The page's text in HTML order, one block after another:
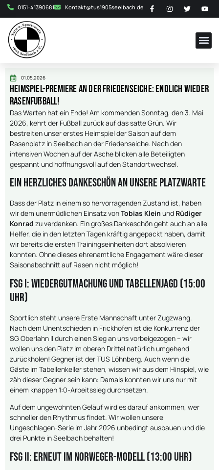
0151-41390681 Kontakt@tus1905seelbach.de
01.05.2026
Heimspiel-Premiere an der Friedenseiche: Endlich wieder
Rasenfußball!
Das Warten hat ein Ende! Am kommenden Sonntag, den 3. Mai
2026, kehrt der Fußball zurück auf das satte Grün. Wir
bestreiten unser erstes Heimspiel der Saison auf dem
Rasenplatz in Seelbach an der Friedenseiche. Nach den
intensiven Wochen auf der Asche blicken alle Beteiligten
gespannt und hoffnungsvoll auf den Standortwechsel.
Ein herzliches Dankeschön an unsere Platzwarte
Dass der Platz in einem so hervorragenden Zustand ist, haben
wir dem unermüdlichen Einsatz vonTobias Klein und Rüdiger
Konrad zu verdanken. Ein großes Dankeschön geht auch an alle
Helfer, die in den letzten Tagen kräftig angepackt haben, damit
wir bereits die ersten Trainingseinheiten dort absolvieren
konnten. Ohne dieses ehrenamtliche Engagement wäre dieser
Saisonabschnitt auf Rasen nicht möglich!
FSG I: Wiedergutmachung und Tabellenjagd (15:00
Uhr)
Sportlich steht unsere Erste Mannschaft unter Zugzwang.
Nach dem Unentschieden in Frickhofen ist die Konkurrenz der
SG Oberlahn II durch einen Sieg an uns vorbeigezogen – wir
wollen uns den Platz im oberen Drittel natürlich umgehend
zurückholen! Gegner ist der TUS Löhnberg. Auch wenn die
Gäste im Tabellenkeller stehen, wissen wir aus dem Hinspiel, wie
zäh dieser Gegner sein kann: Damals konnten wir uns nur mit
einem knappen 1:0-Arbeitssieg durchsetzen.
Auf dem ungewohnten Geläuf wird es darauf ankommen, wer
schneller den Rhythmus findet. Wir wollen unsere
Ungeschlagen-Serie im Jahr 2026 unbedingt ausbauen und die
drei Punkte in Seelbach behalten!
FSG II: Erneut im Norweger-Modell (13:00 Uhr)